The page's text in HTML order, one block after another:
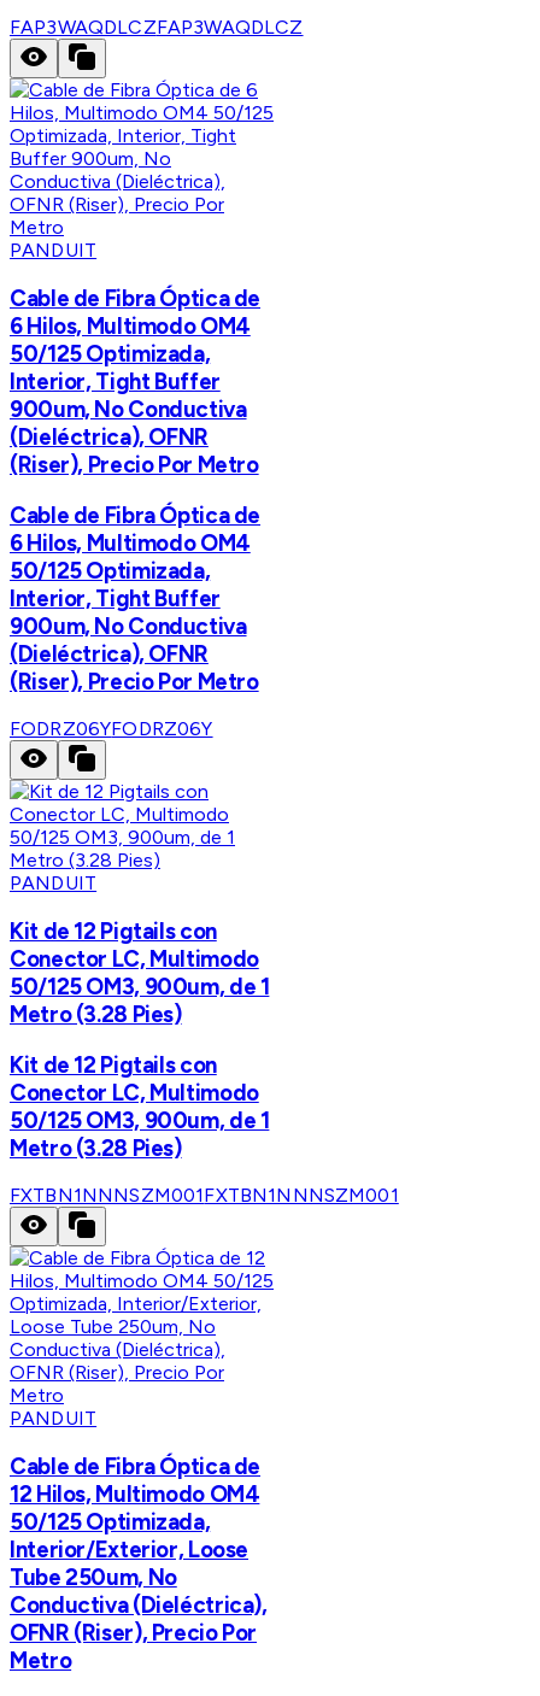
FAP3WAQDLCZFAP3WAQDLCZ
PANDUIT
Cable de Fibra Óptica de
6 Hilos, Multimodo OM4
50/125 Optimizada,
Interior, Tight Buffer
900um, No Conductiva
(Dieléctrica), OFNR
(Riser), Precio Por Metro
Cable de Fibra Óptica de
6 Hilos, Multimodo OM4
50/125 Optimizada,
Interior, Tight Buffer
900um, No Conductiva
(Dieléctrica), OFNR
(Riser), Precio Por Metro
FODRZ06YFODRZ06Y
PANDUIT
Kit de 12 Pigtails con
Conector LC, Multimodo
50/125 OM3, 900um, de 1
Metro (3.28 Pies)
Kit de 12 Pigtails con
Conector LC, Multimodo
50/125 OM3, 900um, de 1
Metro (3.28 Pies)
FXTBN1NNNSZM001FXTBN1NNNSZM001
PANDUIT
Cable de Fibra Óptica de
12 Hilos, Multimodo OM4
50/125 Optimizada,
Interior/Exterior, Loose
Tube 250um, No
Conductiva (Dieléctrica),
OFNR (Riser), Precio Por
Metro